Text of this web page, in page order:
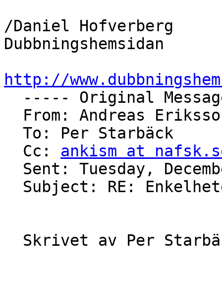
/Daniel Hofverberg
Dubbningshemsidan
http://
  Cc:
ankism at